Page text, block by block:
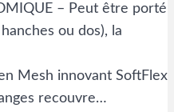
– Peut être porté
ou dos), la
Mesh innovant SoftFlex
recouvre…